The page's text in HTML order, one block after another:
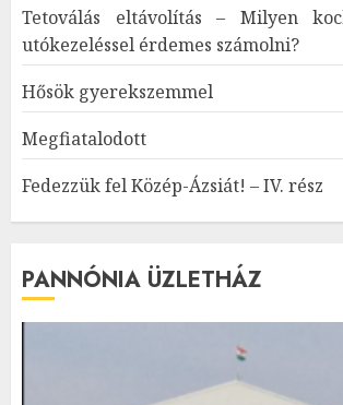
Tetoválás eltávolítás – Milyen
utókezeléssel érdemes számolni?
Hősök gyerekszemmel
Megfiatalodott
Fedezzük fel Közép-Ázsiát! – IV. rész
PANNÓNIA ÜZLETHÁZ